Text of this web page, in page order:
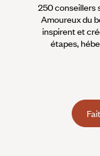
250 conseillers
Amoureux du
inspirent et
étapes,